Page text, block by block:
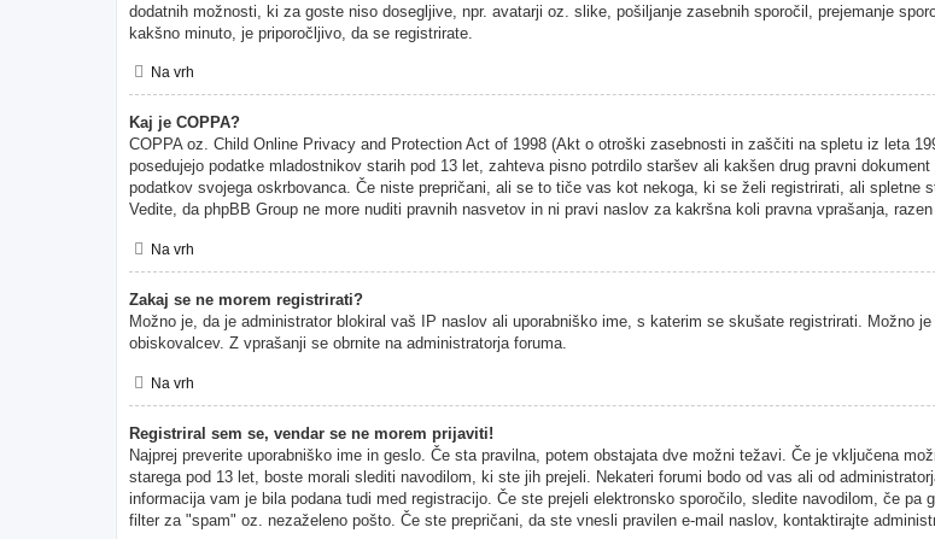
dodatnih možnosti, ki za goste niso dosegljive, npr. avatarji oz. slike, pošiljanje zasebnih sporočil, prejemanje
kakšno minuto, je priporočljivo, da se registrirate.
Na vrh
Kaj je COPPA?
COPPA oz. Child Online Privacy and Protection Act of 1998 (Akt o otroški zasebnosti in zaščiti na spletu iz leta
posedujejo podatke mladostnikov starih pod 13 let, zahteva pisno potrdilo staršev ali kakšen drug pravni
podatkov svojega oskrbovanca. Če niste prepričani, ali se to tiče vas kot nekoga, ki se želi registrirati, ali
Vedite, da phpBB Group ne more nuditi pravnih nasvetov in ni pravi naslov za kakršna koli pravna vprašanja,
Na vrh
Zakaj se ne morem registrirati?
Možno je, da je administrator blokiral vaš IP naslov ali uporabniško ime, s katerim se skušate registrirati. Možno
obiskovalcev. Z vprašanji se obrnite na administratorja foruma.
Na vrh
Registriral sem se, vendar se ne morem prijaviti!
Najprej preverite uporabniško ime in geslo. Če sta pravilna, potem obstajata dve možni težavi. Če je vključena
starega pod 13 let, boste morali slediti navodilom, ki ste jih prejeli. Nekateri forumi bodo od vas ali od
informacija vam je bila podana tudi med registracijo. Če ste prejeli elektronsko sporočilo, sledite navodilom, če
filter za "spam" oz. nezaželeno pošto. Če ste prepričani, da ste vnesli pravilen e-mail naslov, kontaktirajte